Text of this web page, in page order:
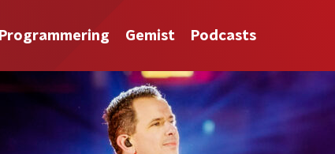
Programmering Gemist Podcasts